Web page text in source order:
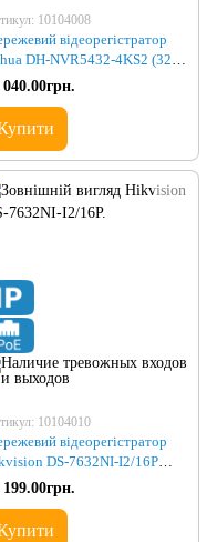
10104008
відеорегістратор
DH-NVR5432-4KS2 (320
040.00грн.
10104010
відеорегістратор
DS-7632NI-I2/16P
256)
199.00грн.